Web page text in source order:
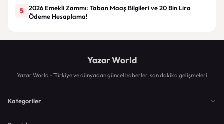
5
2026 Emekli Zammı: Taban Maaş Bilgileri ve 20 Bin Lira
Ödeme Hesaplama!
Yazar World
Yazar World - Türkiye ve dünyadan güncel haberler, son dakika gelişmeleri
Kategoriler